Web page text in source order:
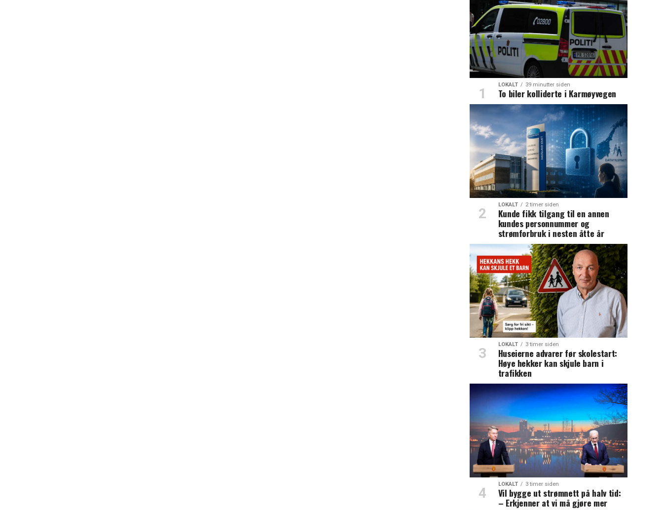
LOKALT 39 minutter siden
To biler kolliderte i Karmøyvegen
LOKALT 2 timer siden
Kunde fikk tilgang til en annen
kundes personnummer og
strømforbruk i nesten åtte år
LOKALT 3 timer siden
Huseierne advarer før skolestart:
Høye hekker kan skjule barn i
trafikken
LOKALT 3 timer siden
Vil bygge ut strømnett på halv tid:
– Erkjenner at vi må gjøre mer